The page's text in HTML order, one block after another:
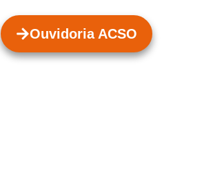
Ouvidoria ACSO